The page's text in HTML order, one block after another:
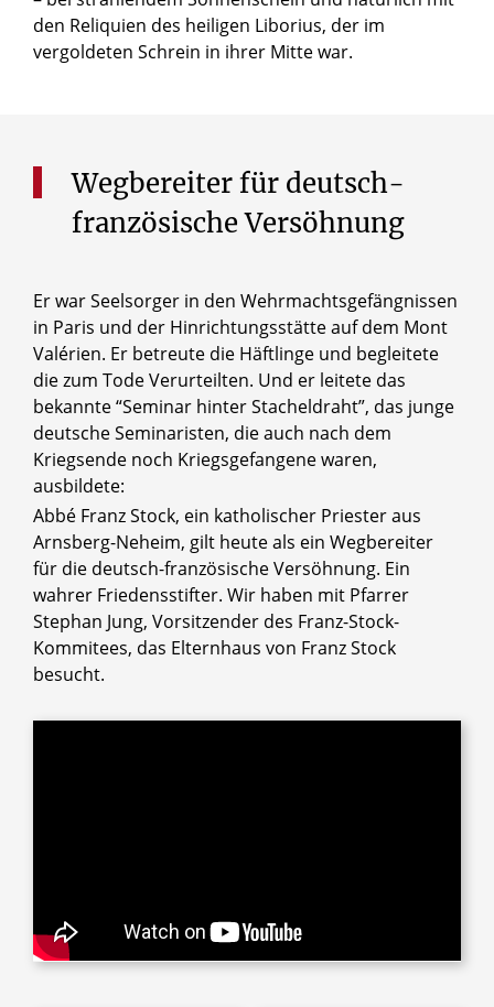
den Reliquien des heiligen Liborius, der im
vergoldeten Schrein in ihrer Mitte war.
Wegbereiter für deutsch-
französische Versöhnung
Er war Seelsorger in den Wehrmachtsgefängnissen
in Paris und der Hinrichtungsstätte auf dem Mont
Valérien. Er betreute die Häftlinge und begleitete
die zum Tode Verurteilten. Und er leitete das
bekannte “Seminar hinter Stacheldraht”, das junge
deutsche Seminaristen, die auch nach dem
Kriegsende noch Kriegsgefangene waren,
ausbildete:
Abbé Franz Stock, ein katholischer Priester aus
Arnsberg-Neheim, gilt heute als ein Wegbereiter
für die deutsch-französische Versöhnung. Ein
wahrer Friedensstifter. Wir haben mit Pfarrer
Stephan Jung, Vorsitzender des Franz-Stock-
Kommitees, das Elternhaus von Franz Stock
besucht.